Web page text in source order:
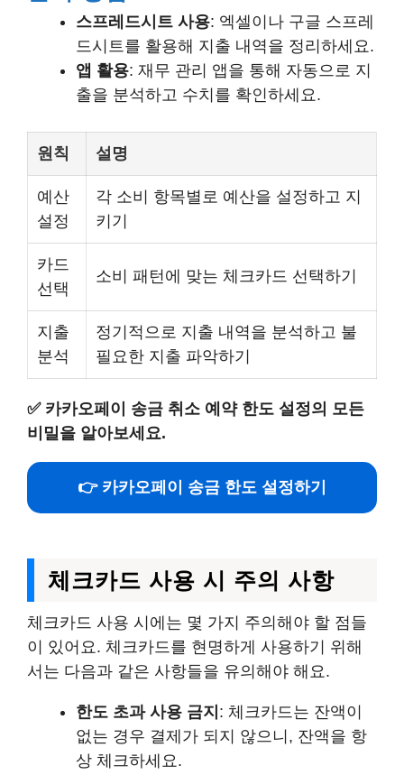
스프레드시트 사용: 엑셀이나 구글 스프레
드시트를 활용해 지출 내역을 정리하세요.
앱 활용: 재무 관리 앱을 통해 자동으로 지
출을 분석하고 수치를 확인하세요.
원칙 설명
예산
설정
각 소비 항목별로 예산을 설정하고 지
키기
카드
선택
소비 패턴에 맞는 체크카드 선택하기
지출
분석
정기적으로 지출 내역을 분석하고 불
필요한 지출 파악하기
✅ 카카오페이 송금 취소 예약 한도 설정의 모든
비밀을 알아보세요.
👉 카카오페이 송금 한도 설정하기
체크카드 사용 시 주의 사항
체크카드 사용 시에는 몇 가지 주의해야 할 점들
이 있어요. 체크카드를 현명하게 사용하기 위해
서는 다음과 같은 사항들을 유의해야 해요.
한도 초과 사용 금지 : 체크카드는 잔액이
없는 경우 결제가 되지 않으니, 잔액을 항
상 체크하세요.